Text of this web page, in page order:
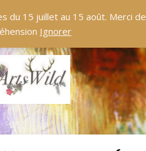
du 15 juillet au 15 août. Merci de
Ignorer